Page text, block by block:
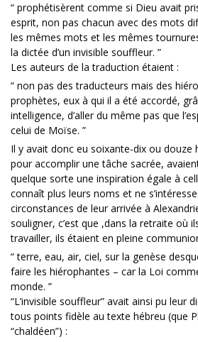
“ prophétisèrent comme si Dieu avait
esprit, non pas chacun avec des mots
les mêmes mots et les mêmes
la dictée d’un invisible souffleur. ”
Les auteurs de la traduction étaient :
“ non pas des traducteurs mais des
prophètes, eux à qui il a été accordé,
intelligence, d’aller du même pas que
celui de Moïse. ”
Il y avait donc eu soixante-dix ou douze
pour accomplir une tâche sacrée,
quelque sorte une inspiration égale à
connaît plus leurs noms et ne
circonstances de leur arrivée à
souligner, c’est que ,dans la retraite où
travailler, ils étaient en pleine
“ terre, eau, air, ciel, sur la genèse
faire les hiérophantes – car la Loi
monde. ”
“L’invisible souffleur” avait ainsi pu leur
tous points fidèle au texte hébreu (que
“chaldéen”) :